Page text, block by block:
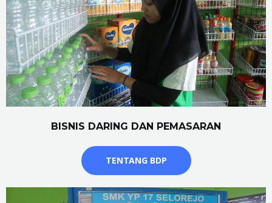
BISNIS DARING DAN PEMASARAN
TENTANG BDP